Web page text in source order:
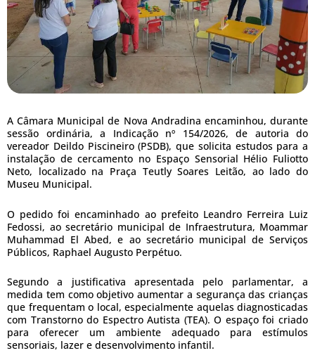
A Câmara Municipal de Nova Andradina encaminhou, durante
sessão ordinária, a Indicação nº 154/2026, de autoria do
vereador Deildo Piscineiro (PSDB), que solicita estudos para a
instalação de cercamento no Espaço Sensorial Hélio Fuliotto
Neto, localizado na Praça Teutly Soares Leitão, ao lado do
Museu Municipal.
O pedido foi encaminhado ao prefeito Leandro Ferreira Luiz
Fedossi, ao secretário municipal de Infraestrutura, Moammar
Muhammad El Abed, e ao secretário municipal de Serviços
Públicos, Raphael Augusto Perpétuo.
Segundo a justificativa apresentada pelo parlamentar, a
medida tem como objetivo aumentar a segurança das crianças
que frequentam o local, especialmente aquelas diagnosticadas
com Transtorno do Espectro Autista (TEA). O espaço foi criado
para oferecer um ambiente adequado para estímulos
sensoriais, lazer e desenvolvimento infantil.